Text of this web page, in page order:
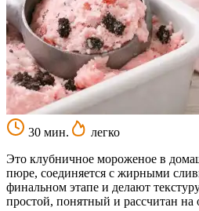
30 мин.
легко
Это клубничное мороженое в
пюре, соединяется с жирными
финальном этапе и делают
простой, понятный и рассчитан